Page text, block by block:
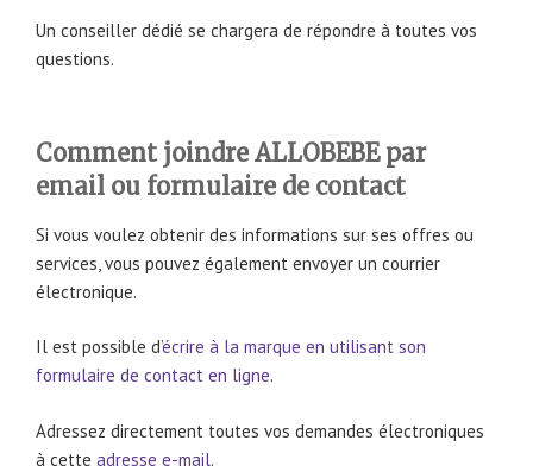
Un conseiller dédié se chargera de répondre à toutes vos
questions.
Comment joindre ALLOBEBE par
email ou formulaire de contact
Si vous voulez obtenir des informations sur ses offres ou
services, vous pouvez également envoyer un courrier
électronique.
Il est possible d’écrire à la marque en utilisant son
formulaire de contact en ligne.
Adressez directement toutes vos demandes électroniques
à cette adresse e-mail.